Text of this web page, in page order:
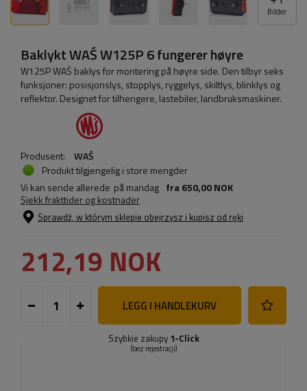
Bilder
Baklykt WAŚ W125P 6 fungerer høyre
W125P WAŚ baklys for montering på høyre side. Den tilbyr seks
funksjoner: posisjonslys, stopplys, ryggelys, skiltlys, blinklys og
reflektor. Designet for tilhengere, lastebiler, landbruksmaskiner.
Produsent:
WAŚ
Produkt tilgjengelig i store mengder
Vi kan sende allerede på mandag fra650,00 NOK
Sjekk frakttider og kostnader
Sprawdź, w którym sklepie obejrzysz i kupisz od ręki
212,19 NOK
LEGG I HANDLEKURV
Szybkie zakupy 1-Click
(bez rejestracji)